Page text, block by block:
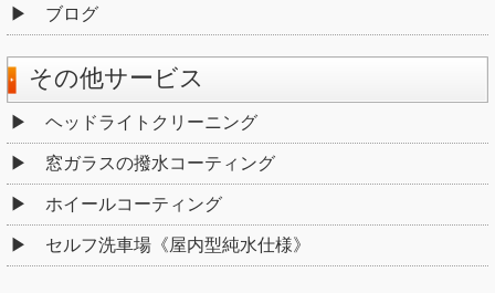
ブログ
その他サービス
ヘッドライトクリーニング
窓ガラスの撥水コーティング
ホイールコーティング
セルフ洗車場《屋内型純水仕様》